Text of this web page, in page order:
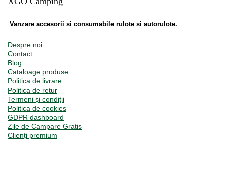
Vanzare accesorii si consumabile rulote si autorulote.
Despre noi
Contact
Blog
Cataloage produse
Politica de livrare
Politica de retur
Termeni și condiții
Politica de cookies
GDPR dashboard
Zile de Campare Gratis
Clienți premium